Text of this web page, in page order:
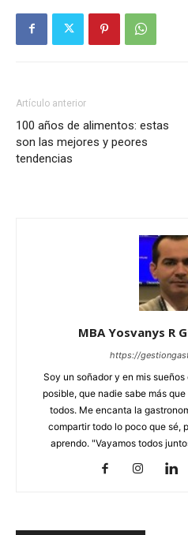
Artículo anterior
100 años de alimentos: estas
son las mejores y peores
tendencias
MBA Yosvanys R
https://
Soy un soñador y en mis
posible, que nadie sabe más
todos. Me encanta la
compartir todo lo poco que sé,
aprendo. "Vayamos todos